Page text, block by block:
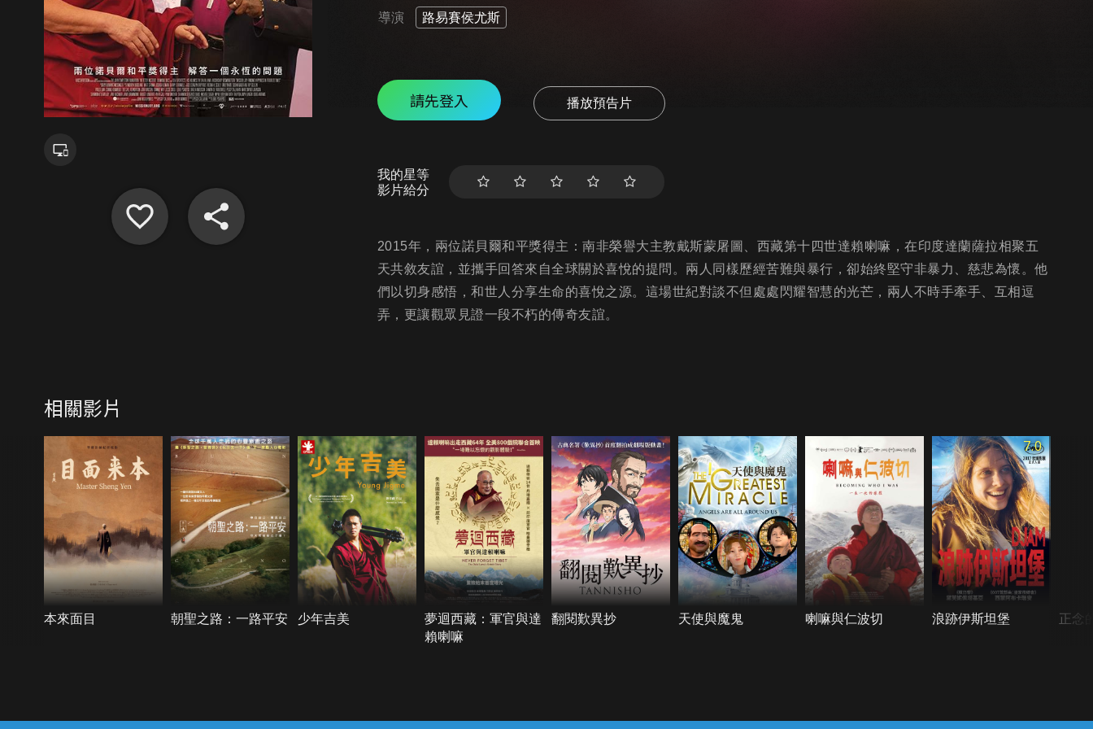
導演 路易賽侯尤斯
請先登入 播放預告片
我的星等
影片給分
2015年，兩位諾貝爾和平獎得主：南非榮譽大主教戴斯蒙屠圖、西藏第十四世達賴喇嘛，在印度達蘭薩拉相聚五
天共敘友誼，並攜手回答來自全球關於喜悅的提問。兩人同樣歷經苦難與暴行，卻始終堅守非暴力、慈悲為懷。他
們以切身感悟，和世人分享生命的喜悅之源。這場世紀對談不但處處閃耀智慧的光芒，兩人不時手牽手、互相逗
弄，更讓觀眾見證一段不朽的傳奇友誼。
相關影片
本來面目 朝聖之路：一路平安 少年吉美
夢迴西藏：軍官與達
賴喇嘛
翻閱歎異抄 天使與魔鬼 喇嘛與仁波切
7.0
浪跡伊斯坦堡 正念